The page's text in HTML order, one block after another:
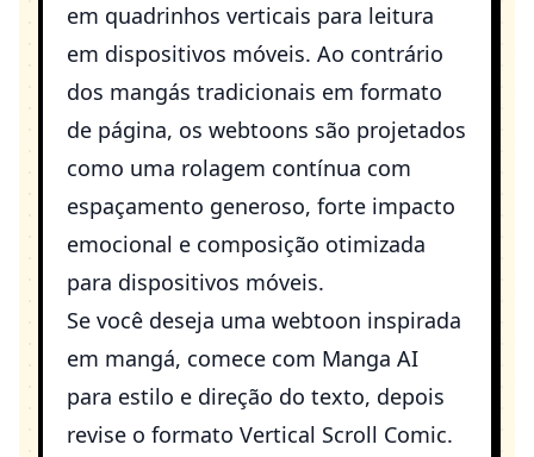
em quadrinhos verticais para leitura
em dispositivos móveis. Ao contrário
dos mangás tradicionais em formato
de página, os webtoons são projetados
como uma rolagem contínua com
espaçamento generoso, forte impacto
emocional e composição otimizada
para dispositivos móveis.
Se você deseja uma webtoon inspirada
em mangá, comece com Manga AI
para estilo e direção do texto, depois
revise o formato Vertical Scroll Comic.